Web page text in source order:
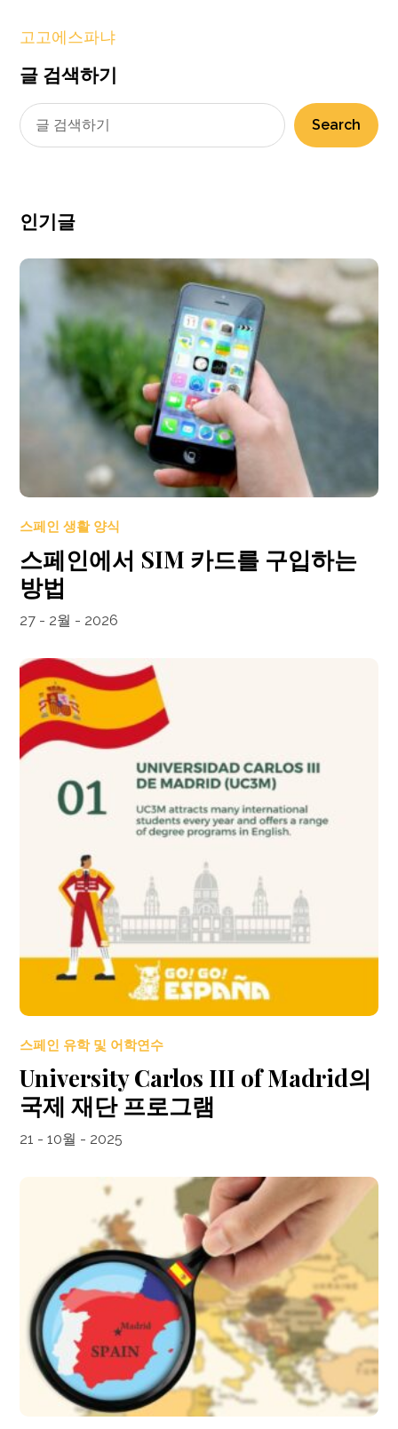
고고에스파냐
글 검색하기
Search
인기글
스페인 생활 양식
스페인에서 SIM 카드를 구입하는
방법
27 - 2월 - 2026
스페인 유학 및 어학연수
University Carlos III of Madrid의
국제 재단 프로그램
21 - 10월 - 2025